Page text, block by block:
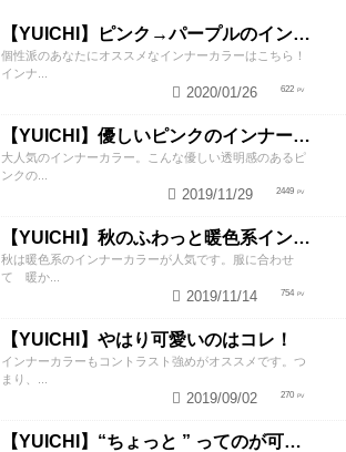
【YUICHI】ピンク→パープルのインナーカラー
個性派のあなたにオススメなインナーカラーはこちら！
インナ...
622
2020/01/26
【YUICHI】優しいピンクのインナーカラー
大人気のインナーカラー。こんな優しい透明感のあるピ
ンクの...
2449
2019/11/29
【YUICHI】秋のふわっと暖色系インナーカラー♪
秋は暖色系のインナーカラーが人気です。服に合わせ
て 暖か...
754
2019/11/14
【YUICHI】やはり可愛いのはコレ！
インナーカラーもコントラスト強めがオススメです。つ
まり、...
270
2019/09/02
【YUICHI】“ちょっと ” ってのが可愛い